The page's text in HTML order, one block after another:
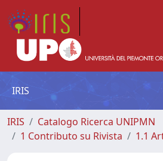
IRIS
IRIS
Catalogo Ricerca UNIPMN
1 Contributo su Rivista
1.1